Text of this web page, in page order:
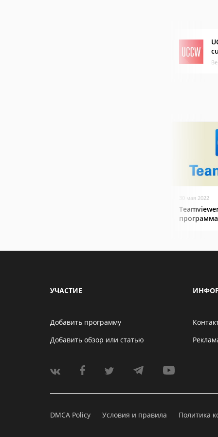
30 мая 2022
программа
УЧАСТИЕ
Добавить программу
Добавить обзор или статью
DMCA Policy Условия и правила Политика